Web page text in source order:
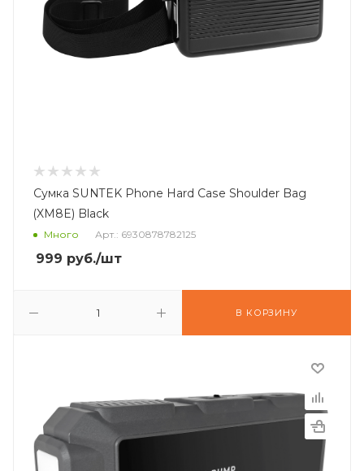
Сумка SUNTEK Phone Hard Case Shoulder Bag
(XM8E) Black
Много Арт.: 6930878782125
999 руб./шт
В КОРЗИНУ